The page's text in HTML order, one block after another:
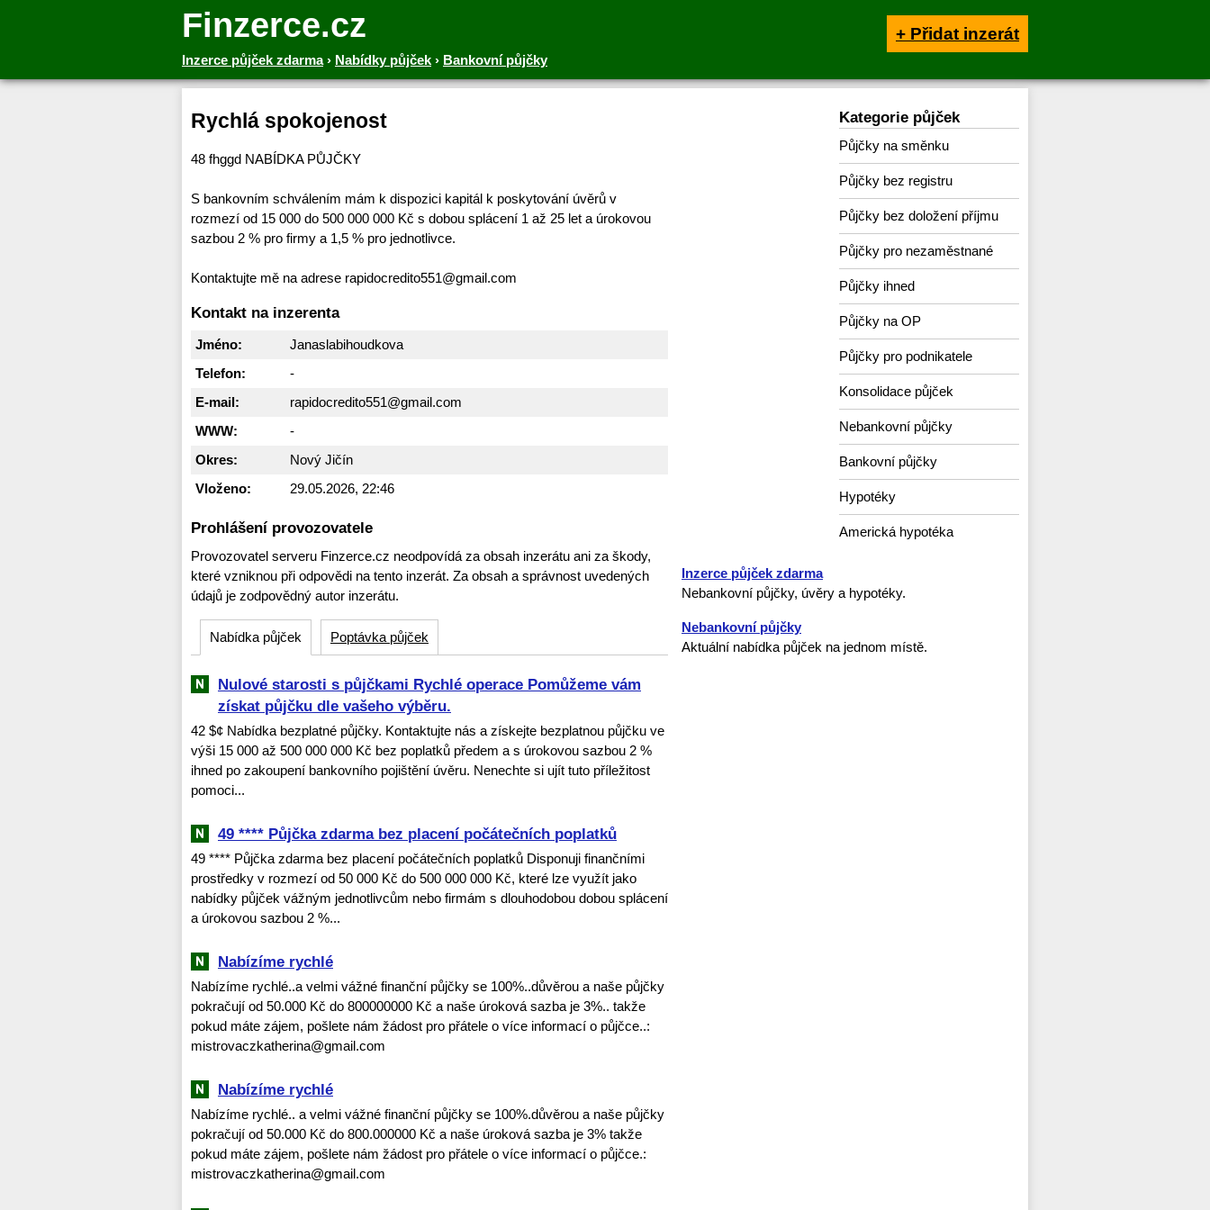
Finzerce.cz
Inzerce půjček zdarma› Nabídky půjček › Bankovní půjčky
+ Přidat inzerát
Rychlá spokojenost
48 fhggd NABÍDKA PŮJČKY
S bankovním schválením mám k dispozici kapitál k poskytování úvěrů v
rozmezí od 15 000 do 500 000 000 Kč s dobou splácení 1 až 25 let a úrokovou
sazbou 2 % pro firmy a 1,5 % pro jednotlivce.
Kontaktujte mě na adrese rapidocredito551@gmail.com
Kontakt na inzerenta
Jméno:
Janaslabihoudkova
Telefon:
-
E-mail:
rapidocredito551@gmail.com
WWW:
-
Okres:
Nový Jičín
Vloženo:
29.05.2026, 22:46
Prohlášení provozovatele
Provozovatel serveru Finzerce.cz neodpovídá za obsah inzerátu ani za škody,
které vzniknou při odpovědi na tento inzerát. Za obsah a správnost uvedených
údajů je zodpovědný autor inzerátu.
Nabídka půjček Poptávka půjček
Nulové starosti s půjčkami Rychlé operace Pomůžeme vám
získat půjčku dle vašeho výběru.
42 $¢ Nabídka bezplatné půjčky. Kontaktujte nás a získejte bezplatnou půjčku ve
výši 15 000 až 500 000 000 Kč bez poplatků předem a s úrokovou sazbou 2 %
ihned po zakoupení bankovního pojištění úvěru. Nenechte si ujít tuto příležitost
pomoci...
49 **** Půjčka zdarma bez placení počátečních poplatků
49 **** Půjčka zdarma bez placení počátečních poplatků Disponuji finančními
prostředky v rozmezí od 50 000 Kč do 500 000 000 Kč, které lze využít jako
nabídky půjček vážným jednotlivcům nebo firmám s dlouhodobou dobou splácení
a úrokovou sazbou 2 %...
Nabízíme rychlé
Nabízíme rychlé..a velmi vážné finanční půjčky se 100%..důvěrou a naše půjčky
pokračují od 50.000 Kč do 800000000 Kč a naše úroková sazba je 3%.. takže
pokud máte zájem, pošlete nám žádost pro přátele o více informací o půjčce..:
mistrovaczkatherina@gmail.com
Nabízíme rychlé
Nabízíme rychlé.. a velmi vážné finanční půjčky se 100%.důvěrou a naše půjčky
pokračují od 50.000 Kč do 800.000000 Kč a naše úroková sazba je 3% takže
pokud máte zájem, pošlete nám žádost pro přátele o více informací o půjčce.:
mistrovaczkatherina@gmail.com
Kategorie půjček
Půjčky na směnku
Půjčky bez registru
Půjčky bez doložení příjmu
Půjčky pro nezaměstnané
Půjčky ihned
Půjčky na OP
Půjčky pro podnikatele
Konsolidace půjček
Nebankovní půjčky
Bankovní půjčky
Hypotéky
Americká hypotéka
Inzerce půjček zdarma
Nebankovní půjčky, úvěry a hypotéky.
Nebankovní půjčky
Aktuální nabídka půjček na jednom místě.